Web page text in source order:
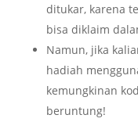
ditukar, karena
bisa diklaim
Namun, jika
hadiah
kemungkinan
beruntung!